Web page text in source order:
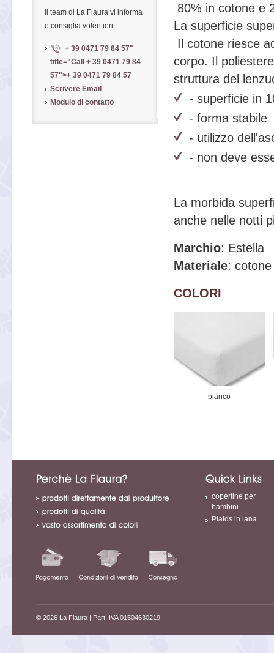
80% in cotone e
La superficie
Il cotone riesce
corpo. Il
struttura del
- superficie in
- forma stabile
- utilizzo
- non deve
La morbida
anche nelle notti
Marchio: Estella
Materiale:
COLORI
bianco
Il team di La Flaura vi informa
e consiglia volentieri.
+ 39 0471 79 84 57"
title="Call + 39 0471 79 84
57">+ 39 0471 79 84 57
Scrivere Email
Modulo di contatto
copertine per
bambini
Plaids in lana
© 2026 La Flaura| Part. IVA 01504630219